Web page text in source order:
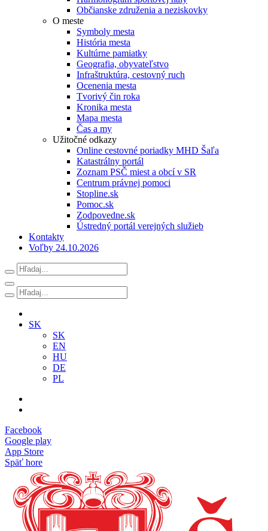
Občianske združenia a neziskovky
O meste
Symboly mesta
História mesta
Kultúrne pamiatky
Geografia, obyvateľstvo
Infraštruktúra, cestovný ruch
Ocenenia mesta
Tvorivý čin roka
Kronika mesta
Mapa mesta
Čas a my
Užitočné odkazy
Online cestovné poriadky MHD Šaľa
Katastrálny portál
Zoznam PSČ miest a obcí v SR
Centrum právnej pomoci
Stopline.sk
Pomoc.sk
Zodpovedne.sk
Ústredný portál verejných služieb
Kontakty
Voľby 24.10.2026
SK
SK
EN
HU
DE
PL
Facebook
Google play
App Store
Späť hore